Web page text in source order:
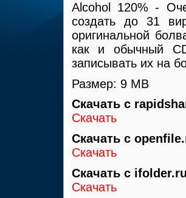
Alcohol 120% -
создать до 31
оригинальной
как и обычный
записывать их на
Размер: 9 MB
Cкачать с
Скачать
Скачать с
Скачать
Скачать с
Скачать